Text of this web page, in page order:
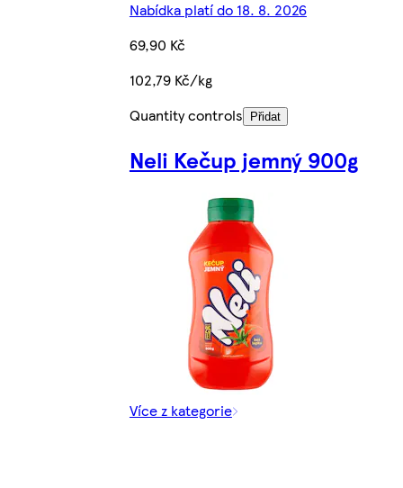
Nabídka platí do 18. 8. 2026
69,90 Kč
102,79 Kč/kg
Quantity controls
Přidat
Neli Kečup jemný 900g
Více z kategorie